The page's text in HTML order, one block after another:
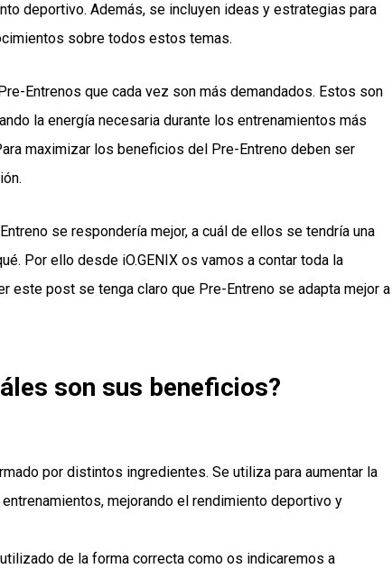
deportivo. Además, se incluyen ideas y estrategias para
sobre todos estos temas.
Entrenos que cada vez son más demandados. Estos son
la energía necesaria durante los entrenamientos más
maximizar los beneficios del Pre-Entreno deben ser
se respondería mejor, a cuál de ellos se tendría una
Por ello desde iO.GENIX os vamos a contar toda la
este post se tenga claro que Pre-Entreno se adapta mejor a
son sus beneficios?
por distintos ingredientes. Se utiliza para aumentar la
mejorando el rendimiento deportivo y
de la forma correcta como os indicaremos a